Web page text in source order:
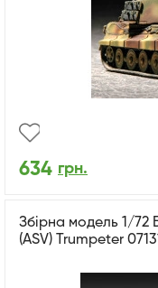
634 грн.
Збірна модель 1/72
(ASV) Trumpeter